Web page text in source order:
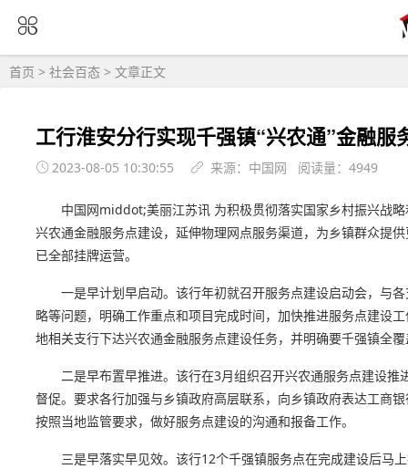
首页 > 社会百态 > 文章正文
工行淮安分行实现千强镇“兴农通”金融服
2023-08-05 10:30:55 来源：中国网 阅读量：4949
中国网middot;美丽江苏讯 为积极贯彻落实国家乡村振兴战
兴农通金融服务点建设，延伸物理网点服务渠道，为乡镇群众提
已全部挂牌运营。
一是早计划早启动。该行年初就召开服务点建设启动会，与
略等问题，明确工作重点和项目完成时间，加快推进服务点建设
地相关支行下达兴农通金融服务点建设任务，并明确要千强镇全
二是早布置早推进。该行在3月组织召开兴农通服务点建设
督促。要求各行加强与乡镇政府高层联系，向乡镇政府表达工商
按照当地监管要求，做好服务点建设的沟通和报备工作。
三是早落实早见效。该行12个千强镇服务点在完成建设后马